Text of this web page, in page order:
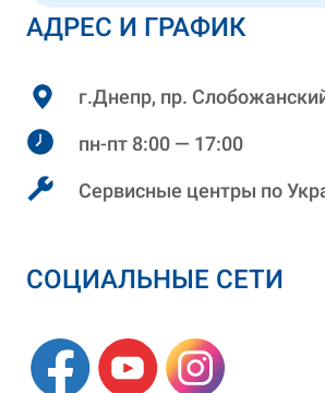
АДРЕС И ГРАФИК
г.Днепр, пр.
пн-пт 8:00 — 17:00
Сервисные центры по
СОЦИАЛЬНЫЕ СЕТИ